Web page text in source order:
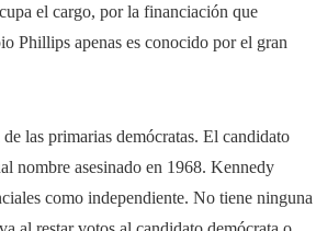
el cargo, por la financiación que
Phillips apenas es conocido por el gran
las primarias demócratas. El candidato
nombre asesinado en 1968. Kennedy
como independiente. No tiene ninguna